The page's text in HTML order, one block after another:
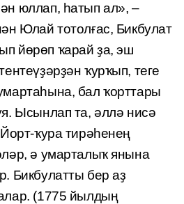
юллап, һатып ал», –
Юлай тотолғас, Бикбулат
йөрөп ҡарай ҙа, эш
ҡурҡып, теге
бал ҡорттары
Ысынлап та, әллә нисә
ҡура тирәһенең
ә умарталыҡ янына
Бикбулатты бер аҙ
(1775 йылдың